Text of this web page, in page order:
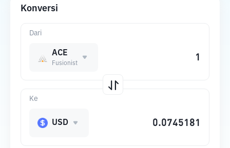
Konversi
Dari
ACE
Fusionist
Ke
USD